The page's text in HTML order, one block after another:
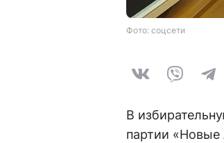
Фото: соцсети
В
партии